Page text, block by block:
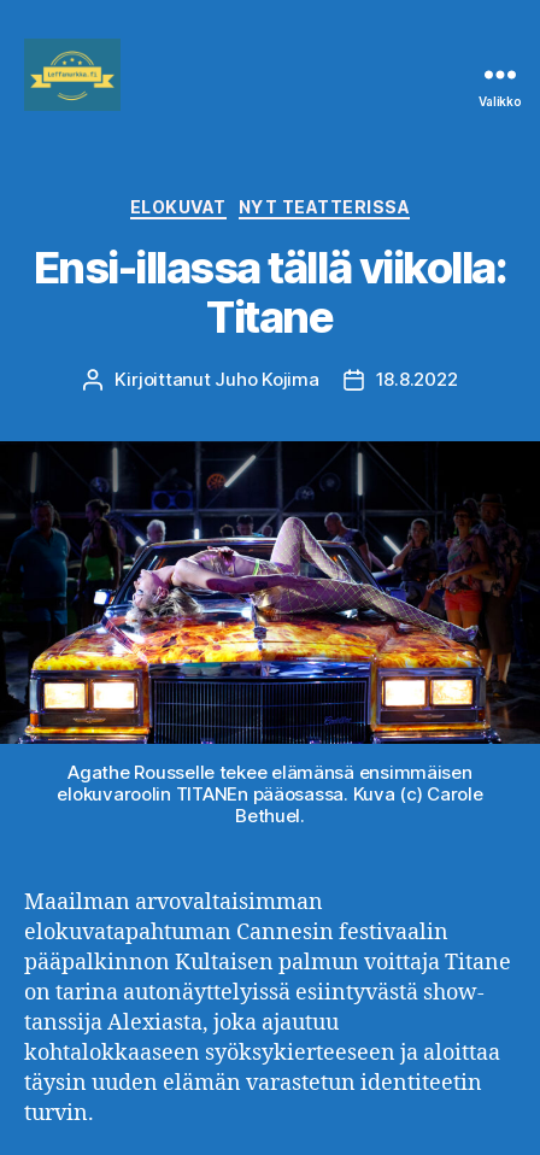
Valikko
Kategoriat
ELOKUVAT NYT TEATTERISSA
Ensi-illassa tällä viikolla:
Titane
Kirjoittaja
Kirjoittanut Juho Kojima Julkaisupäivämäärä
18.8.2022
Agathe Rousselle tekee elämänsä ensimmäisen
elokuvaroolin TITANEn pääosassa. Kuva (c) Carole
Bethuel.
Maailman arvovaltaisimman
elokuvatapahtuman Cannesin festivaalin
pääpalkinnon Kultaisen palmun voittaja Titane
on tarina autonäyttelyissä esiintyvästä show-
tanssija Alexiasta, joka ajautuu
kohtalokkaaseen syöksykierteeseen ja aloittaa
täysin uuden elämän varastetun identiteetin
turvin.